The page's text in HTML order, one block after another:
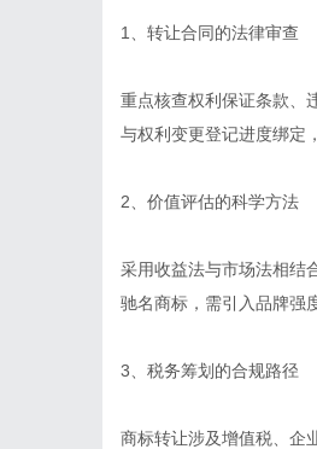
1、转让合同的法律审查
重点核查权利保证条款、
与权利变更登记进度绑定
2、价值评估的科学方法
采用收益法与市场法相结
驰名商标，需引入品牌强
3、税务筹划的合规路径
商标转让涉及增值税、企